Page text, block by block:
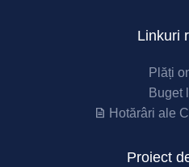
Linkuri
Plăți
Buget
Hotărâri ale
Proiect